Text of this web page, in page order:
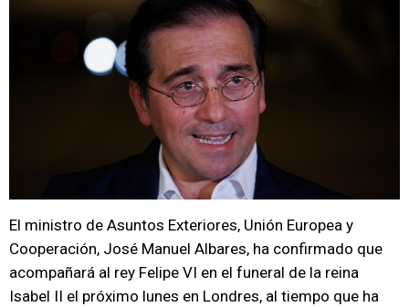
El ministro de Asuntos Exteriores, Unión Europea y
Cooperación, José Manuel Albares, ha confirmado que
acompañará al rey Felipe VI en el funeral de la reina
Isabel II el próximo lunes en Londres, al tiempo que ha